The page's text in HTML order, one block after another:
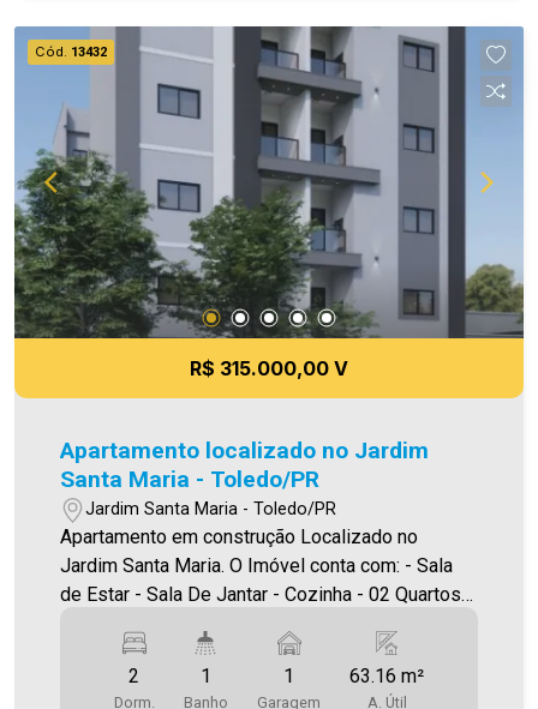
Imobiliária Ativa, sinta-se em casa!
Cód. 13432
R$ 315.000,00 V
Apartamento localizado no Jardim
Santa Maria - Toledo/PR
Jardim Santa Maria - Toledo/PR
Apartamento em construção Localizado no
Jardim Santa Maria. O Imóvel conta com: - Sala
de Estar - Sala De Jantar - Cozinha - 02 Quartos -
garagem - Sacada com churrasqueira Área
privativa 63,16m² A Imobiliária Ativa conta hoje
2
Dorm.
1
Banho
1
Garagem
63.16 m²
A. Útil